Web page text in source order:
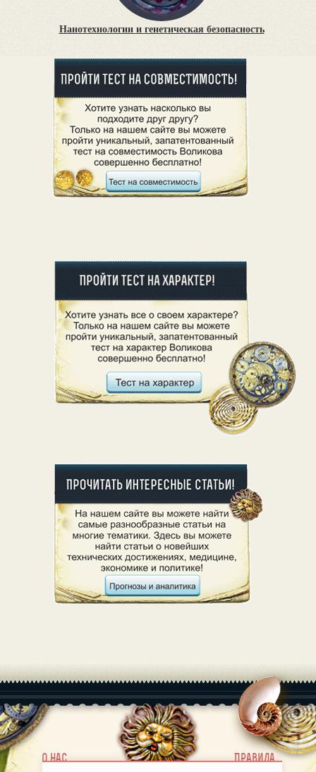
Нанотехнологии и генетическая безопасность
О нас |
Правила